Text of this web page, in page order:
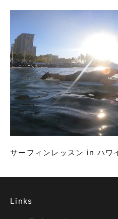
サーフィンレッスン in ハワ
Links